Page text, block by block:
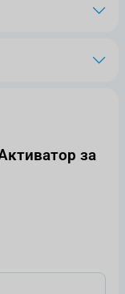
за